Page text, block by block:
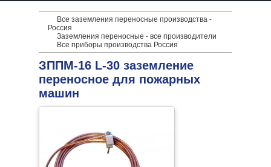
Все заземления переносные производства -
Россия
Заземления переносные - все производители
Все приборы производства Россия
ЗППМ-16 L-30 заземление
переносное для пожарных
машин